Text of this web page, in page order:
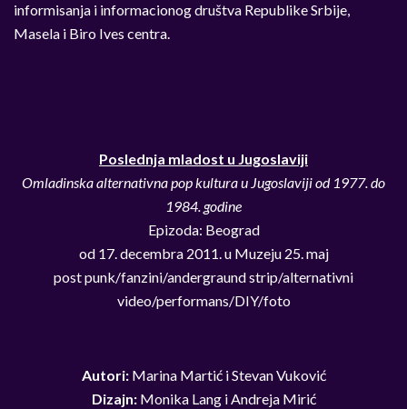
informisanja i informacionog društva Republike Srbije,
Masela i Biro Ives centra.
Poslednja mladost u Jugoslaviji
Omladinska alternativna pop kultura u Jugoslaviji od 1977. do
1984. godine
Epizoda: Beograd
od 17. decembra 2011. u Muzeju 25. maj
post punk/fanzini/andergraund strip/alternativni
video/performans/DIY/foto
Autori:Marina Martić i Stevan Vuković
Dizajn:Monika Lang i Andreja Mirić